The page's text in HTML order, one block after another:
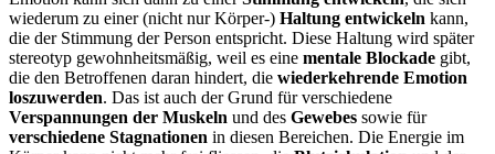
wiederum zu einer (nicht nur Körper-) Haltung entwickeln kann,
die der Stimmung der Person entspricht. Diese Haltung wird später
stereotyp gewohnheitsmäßig, weil es eine mentale Blockade gibt,
die den Betroffenen daran hindert, die wiederkehrende Emotion
loszuwerden. Das ist auch der Grund für verschiedene
Verspannungen der Muskeln und des Gewebes sowie für
verschiedene Stagnationen in diesen Bereichen. Die Energie im